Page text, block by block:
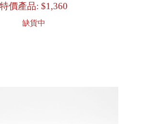
特價產品: $1,360
缺貨中